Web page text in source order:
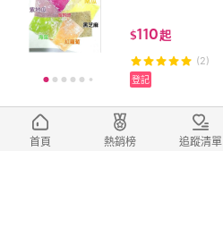
$110起
(2)
登記
首頁 熱銷榜 追蹤清單